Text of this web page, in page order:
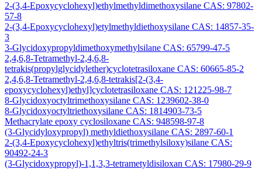
2-(3,4-Epoxycyclohexyl)ethylmethyldimethoxysilane CAS: 97802-
57-8
2-(3,4-Epoxycyclohexyl)etylmethyldiethoxysilane CAS: 14857-35-
3
3-Glycidoxypropyldimethoxymethylsilane CAS: 65799-47-5
2,4,6,8-Tetramethyl-2,4,6,8-
tetrakis(propylglycidylether)cyclotetrasiloxane CAS: 60665-85-2
2,4,6,8-Tetramethyl-2,4,6,8-tetrakis[2-(3,4-
epoxycyclohexyl)ethyl]cyclotetrasiloxane CAS: 121225-98-7
8-Glycidoxyoctyltrimethoxysilane CAS: 1239602-38-0
8-Glycidoxyoctyltriethoxysilane CAS: 1814903-73-5
Methacrylate epoxy cyclosiloxane CAS: 948598-97-8
(3-Glycidyloxypropyl) methyldiethoxysilane CAS: 2897-60-1
2-(3,4-Epoxycyclohexyl)ethyltris(trimethylsiloxy)silane CAS:
90492-24-3
(3-Glycidoxypropyl)-1,1,3,3-tetrametyldisiloxan CAS: 17980-29-9